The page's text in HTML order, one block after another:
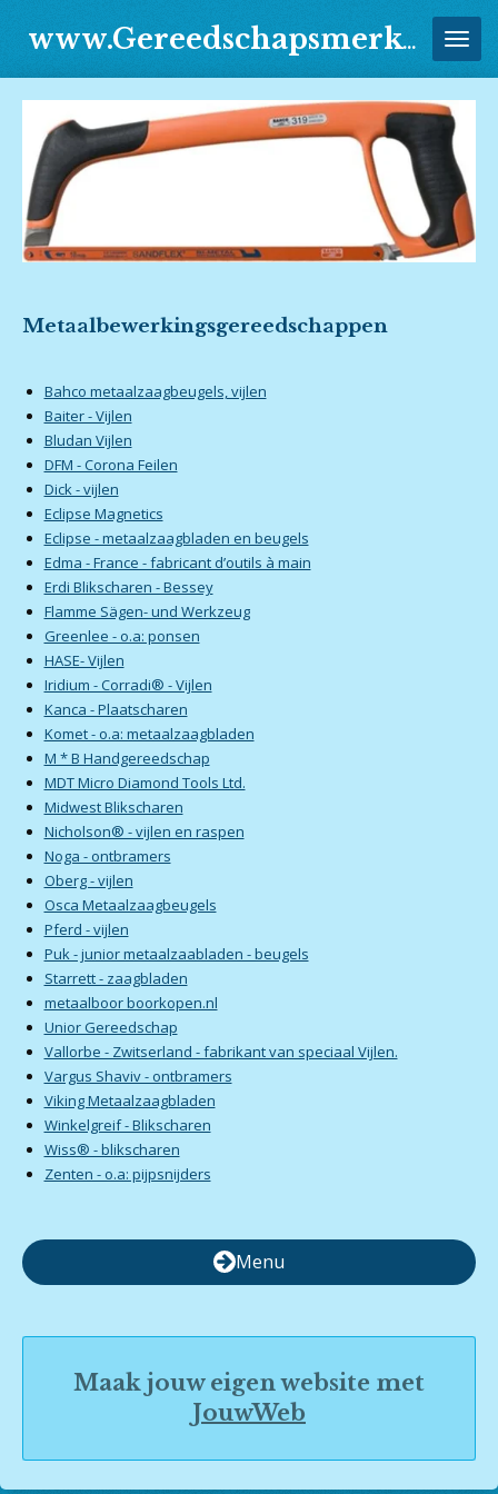
direct
hoofdinhoud
www.Gereedschapsmerken.Jouwweb.nl
Metaalbewerkingsgereedschappen
Bahco metaalzaagbeugels, vijlen
Baiter - Vijlen
Bludan Vijlen
DFM - Corona Feilen
Dick - vijlen
Eclipse Magnetics
Eclipse - metaalzaagbladen en beugels
Edma - France - fabricant d’outils à main
Erdi Blikscharen - Bessey
Flamme Sägen- und Werkzeug
Greenlee - o.a: ponsen
HASE- Vijlen
Iridium - Corradi® - Vijlen
Kanca - Plaatscharen
Komet - o.a: metaalzaagbladen
M * B Handgereedschap
MDT Micro Diamond Tools Ltd.
Midwest Blikscharen
Nicholson® - vijlen en raspen
Noga - ontbramers
Oberg - vijlen
Osca Metaalzaagbeugels
Pferd - vijlen
Puk - junior metaalzaabladen - beugels
Starrett - zaagbladen
metaalboor boorkopen.nl
Unior Gereedschap
Vallorbe - Zwitserland - fabrikant van speciaal Vijlen.
Vargus Shaviv - ontbramers
Viking Metaalzaagbladen
Winkelgreif - Blikscharen
Wiss® - blikscharen
Zenten - o.a: pijpsnijders
Menu
Maak jouw eigen website met
JouwWeb